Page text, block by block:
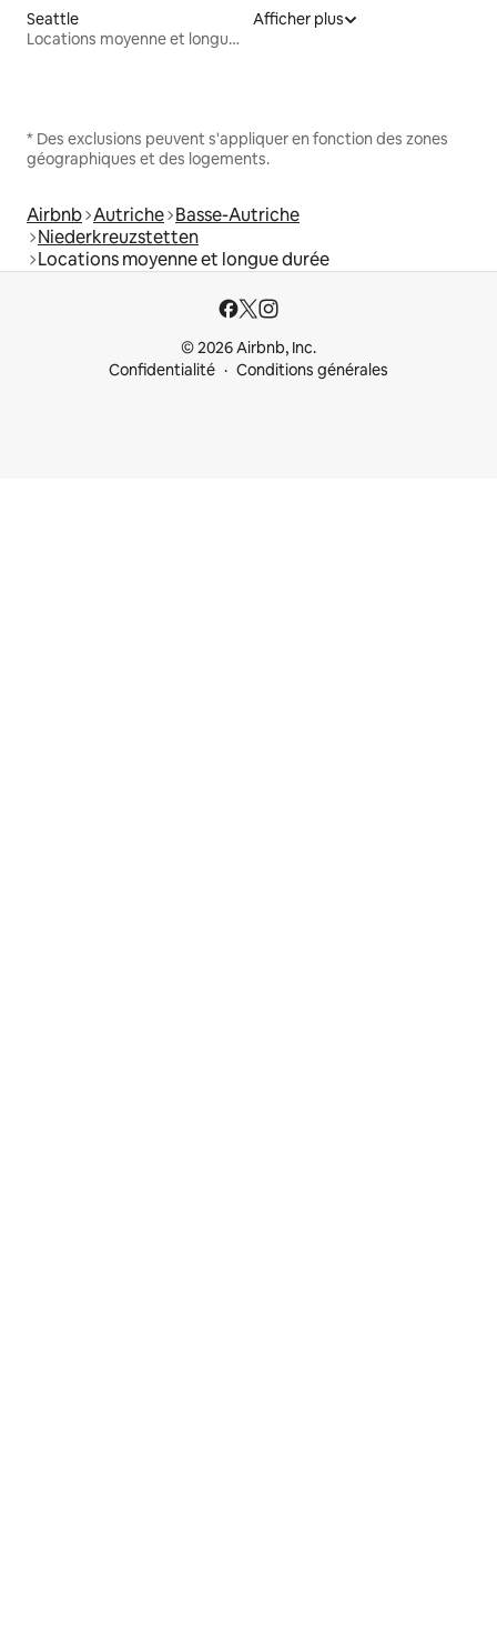
Seattle
Locations moyenne et longue durée
Afficher plus
* Des exclusions peuvent s'appliquer en fonction des zones
géographiques et des logements.
Airbnb Autriche Basse-Autriche
Niederkreuzstetten
Locations moyenne et longue durée
© 2026 Airbnb, Inc.
Confidentialité
Conditions générales